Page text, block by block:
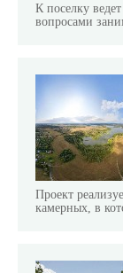
К поселку
вопросами
Проект
камерных, в